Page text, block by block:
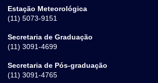
Estação Meteorológica
(11) 5073-9151
Secretaria de Graduação
(11) 3091-4699
Secretaria de Pós-graduação
(11) 3091-4765